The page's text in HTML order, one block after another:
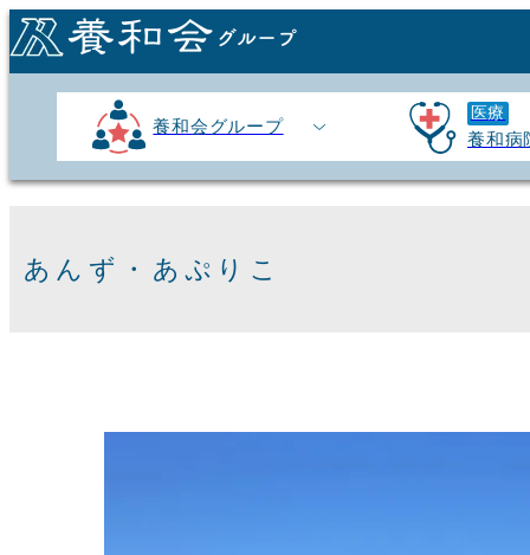
養和会グループ
医療
養和病
あんず・あぷりこ